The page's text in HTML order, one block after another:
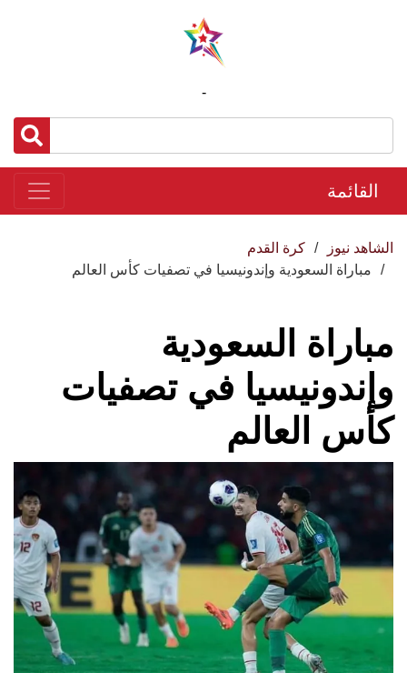
-
القائمة
الشاهد نيوز
كرة القدم
مباراة السعودية وإندونيسيا في تصفيات كأس العالم
مباراة السعودية
وإندونيسيا في تصفيات
كأس العالم